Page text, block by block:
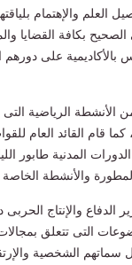
العلم والإهتمام
الصحيح بكافة القضايا
بالأكاديمية على
الرياضية التى
قام القائد العام
المدنية طابور
والأنشطة الخاصة
والإنتاج
التى تتعلق بمجالات
الشخصية